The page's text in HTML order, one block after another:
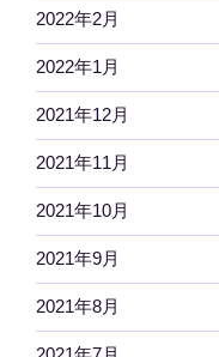
2022年2月
2022年1月
2021年12月
2021年11月
2021年10月
2021年9月
2021年8月